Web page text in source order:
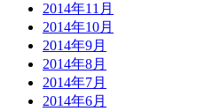
2014年11月
2014年10月
2014年9月
2014年8月
2014年7月
2014年6月